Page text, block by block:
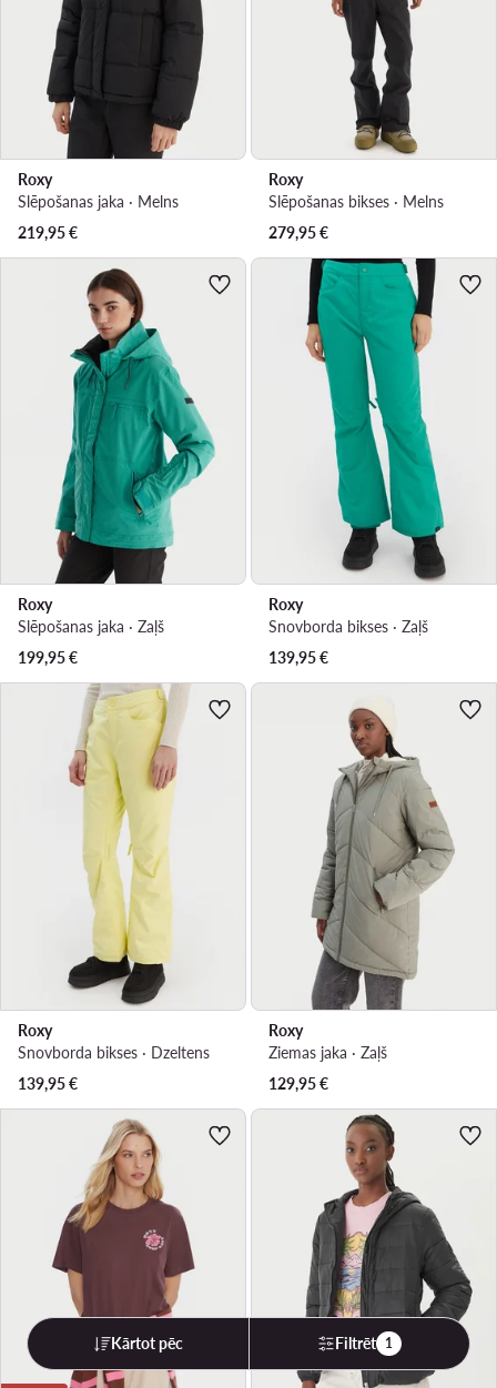
Roxy
Slēpošanas jaka · Melns
219,95€
Roxy
Slēpošanas bikses · Melns
279,95€
Roxy
Slēpošanas jaka · Zaļš
199,95€
Roxy
Snovborda bikses · Zaļš
139,95€
Roxy
Snovborda bikses · Dzeltens
139,95€
Roxy
Ziemas jaka · Zaļš
129,95€
Kārtot pēc Filtrēt 1